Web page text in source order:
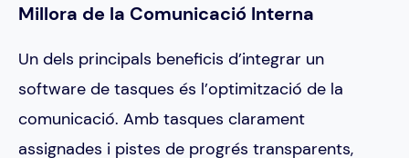
Millora de la Comunicació Interna
Un dels principals beneficis d’integrar un
software de tasques és l’optimització de la
comunicació. Amb tasques clarament
assignades i pistes de progrés transparents,